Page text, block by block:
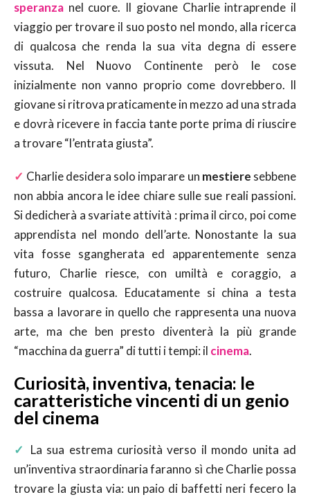
speranza nel cuore. Il giovane Charlie intraprende il
viaggio per trovare il suo posto nel mondo, alla ricerca
di qualcosa che renda la sua vita degna di essere
vissuta. Nel Nuovo Continente però le cose
inizialmente non vanno proprio come dovrebbero. Il
giovane si ritrova praticamente in mezzo ad una strada
e dovrà ricevere in faccia tante porte prima di riuscire
a trovare “l’entrata giusta”.
✓ Charlie desidera solo imparare un mestiere sebbene
non abbia ancora le idee chiare sulle sue reali passioni.
Si dedicherà a svariate attività : prima il circo, poi come
apprendista nel mondo dell’arte. Nonostante la sua
vita fosse sgangherata ed apparentemente senza
futuro, Charlie riesce, con umiltà e coraggio, a
costruire qualcosa. Educatamente si china a testa
bassa a lavorare in quello che rappresenta una nuova
arte, ma che ben presto diventerà la più grande
“macchina da guerra” di tutti i tempi: il cinema.
Curiosità, inventiva, tenacia: le
caratteristiche vincenti di un genio
del cinema
✓
La sua estrema curiosità verso il mondo unita ad
un’inventiva straordinaria faranno sì che Charlie possa
trovare la giusta via: un paio di baffetti neri fecero la